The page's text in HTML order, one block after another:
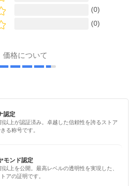
(0)
(0)
価格について
認定
以上が認証済み。卓越した信頼性を誇るストア
る称号です。
モンド認定
以上を公開。最高レベルの透明性を実現した、
アの証明です。